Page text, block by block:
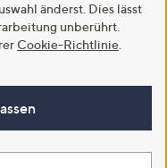
änderst. Dies lässt
unberührt.
Cookie-Richtlinie